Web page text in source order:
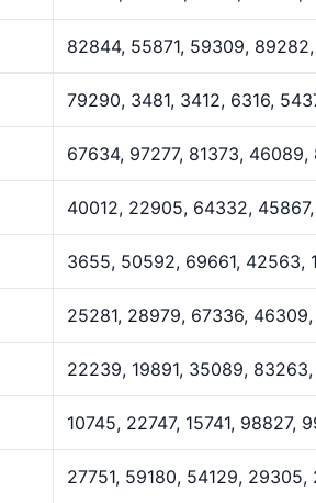
82844, 55871, 59309,
79290, 3481, 3412, 6316,
67634, 97277, 81373, 46089,
40012, 22905, 64332,
3655, 50592, 69661, 42563,
25281, 28979, 67336, 46309,
22239, 19891, 35089,
10745, 22747, 15741, 98827,
27751, 59180, 54129, 29305,